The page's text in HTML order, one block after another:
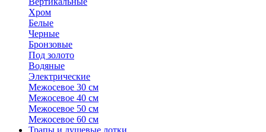
Хром
Белые
Черные
Бронзовые
Под золото
Водяные
Электрические
Межосевое 30 см
Межосевое 40 см
Межосевое 50 см
Межосевое 60 см
Трапы и душевые лотки